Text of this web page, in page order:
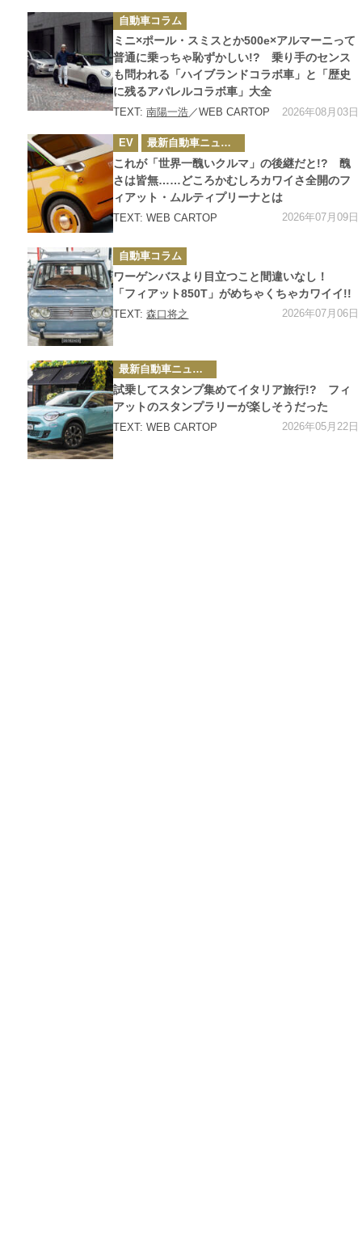
カ
テ
ゴ
リ
ー
自動車コラム
ミニ×ポール・スミスとか500e×アルマーニって
普通に乗っちゃ恥ずかしい!? 乗り手のセンス
も問われる「ハイブランドコラボ車」と「歴史
に残るアパレルコラボ車」大全
TEXT:南陽一浩／WEB CARTOP 2026年08月03日
カ
テ
ゴ
リ
ー
EV 最新自動車ニュース
これが「世界一醜いクルマ」の後継だと!? 醜
さは皆無……どころかむしろカワイさ全開のフ
ィアット・ムルティプリーナとは
TEXT: WEB CARTOP 2026年07月09日
カ
テ
ゴ
リ
ー
自動車コラム
ワーゲンバスより目立つこと間違いなし！
「フィアット850T」がめちゃくちゃカワイイ!!
TEXT:森口将之 2026年07月06日
カ
テ
ゴ
リ
ー
最新自動車ニュース
試乗してスタンプ集めてイタリア旅行!? フィ
アットのスタンプラリーが楽しそうだった
TEXT: WEB CARTOP 2026年05月22日